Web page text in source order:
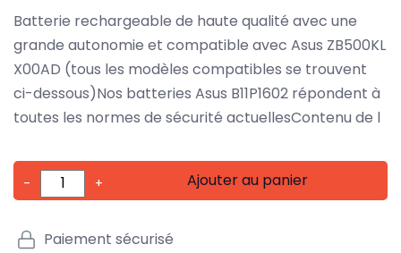
Batterie rechargeable de haute qualité avec une
grande autonomie et compatible avec Asus ZB500KL
X00AD (tous les modèles compatibles se trouvent
ci-dessous)Nos batteries Asus B11P1602 répondent à
toutes les normes de sécurité actuellesContenu de l
- + Ajouter au panier
Paiement sécurisé